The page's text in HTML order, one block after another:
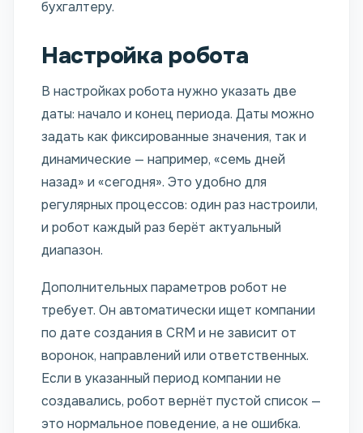
бухгалтеру.
Настройка робота
В настройках робота нужно указать две
даты: начало и конец периода. Даты можно
задать как фиксированные значения, так и
динамические — например, «семь дней
назад» и «сегодня». Это удобно для
регулярных процессов: один раз настроили,
и робот каждый раз берёт актуальный
диапазон.
Дополнительных параметров робот не
требует. Он автоматически ищет компании
по дате создания в CRM и не зависит от
воронок, направлений или ответственных.
Если в указанный период компании не
создавались, робот вернёт пустой список —
это нормальное поведение, а не ошибка.